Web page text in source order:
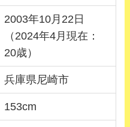
2003年10月22日
（2024年4月現在：
20歳）
兵庫県尼崎市
153cm